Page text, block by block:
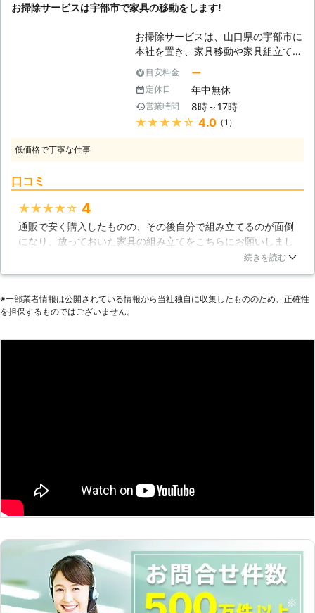
立110番をご利用ください。 大きくて
くてできなかったという家具も、実績
豊富なベテランが迅速に解決します。
家具移動組立110番では、家具の組立
んで対応させていただきます。
お掃除サービスは宇部市で家具の移動をします!
お掃除サービスは、山口県の宇部市に
本社を置き、家具移動や家具組立てを
行なっています。地域密着型の会社の
ため本社のある宇部市と、隣接する山
陽小野田市のみで作業が可能ですが、
その分皆さんとの出会いをとても大切
にしていることが、当社の大きな特徴
すが、重い家具は動かせずに、結局あ
まり変えることができなかったという
ことは珍しくありません。小さくて軽
い家具ならば移動させられても、ベッ
際は、当社をご利用ください。当社で
諦めてしまう前に、当社にご相談くだ
目安料金 ー
定休日 年中無休
営業時間 8時～17時
★★★★★ 4.0（1）
低価格で丁寧な仕事
口コミ
★★★★★ 4
通販で安く購入したものの、その後自分で組み立てるのが面倒
になり、放っておいた家具の組み立てをこちらにお願いしまし
た。数年前にも通販で家具を買ったことはあり、その時は自分
さんにお願いしたら」と言われ、世の中にはそんな業者がある
のかと感心しながら調べ、こちらを見つけました。担当の方
続きを読む
※⼀部業者情報は公開されている情報から当社独⾃に収集したもののため、正確性
を担保するものではございません。